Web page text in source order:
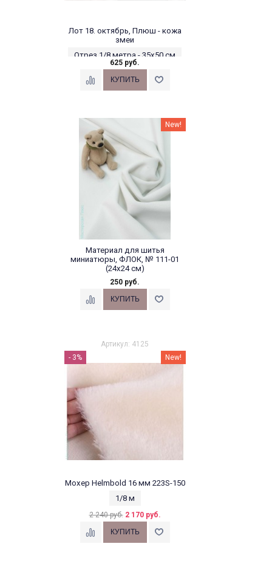
Лот 18. октябрь, Плюш - кожа
змеи
Отрез 1/8 метра - 35х50 см
625 руб.
New!
Материал для шитья
миниатюры, ФЛОК, № 111-01
(24х24 см)
250 руб.
Артикул: 4125
- 3%
New!
Мохер Helmbold 16 мм 223S-150
1/8 м
2 240 руб. 2 170 руб.